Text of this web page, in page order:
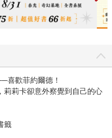
歡菲約爾德！
莉卡卻意外察覺到自己的心
籤